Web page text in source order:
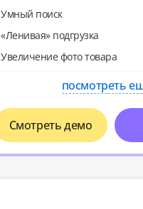
Умный поиск
«Ленивая» подгрузка
Увеличение фото товара
посмотреть
Смотреть демо